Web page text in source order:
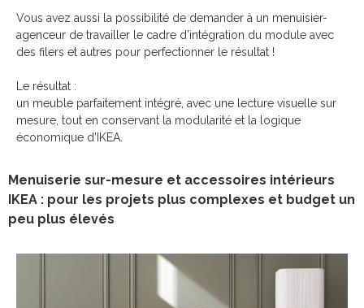
Vous avez aussi la possibilité de demander à un menuisier-
agenceur de travailler le cadre d’intégration du module avec
des filers et autres pour perfectionner le résultat !
Le résultat :
un meuble parfaitement intégré, avec une lecture visuelle sur
mesure, tout en conservant la modularité et la logique
économique d’IKEA.
Menuiserie sur-mesure et accessoires intérieurs
IKEA : pour les projets plus complexes et budget un
peu plus élevés